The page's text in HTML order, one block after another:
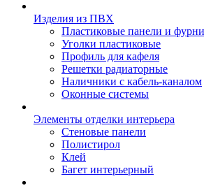
Изделия из ПВХ
Пластиковые панели и
Уголки пластиковые
Профиль для кафеля
Решетки радиаторные
Наличники с кабель-каналом
Оконные системы
Элементы отделки интерьера
Стеновые панели
Полистирол
Клей
Багет интерьерный